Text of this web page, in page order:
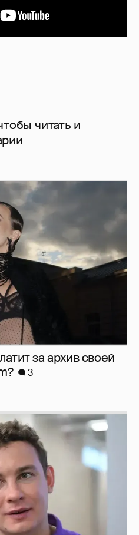
читать и
за архив своей
3